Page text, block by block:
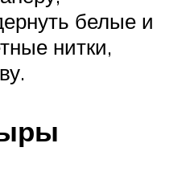
белые и
нитки,